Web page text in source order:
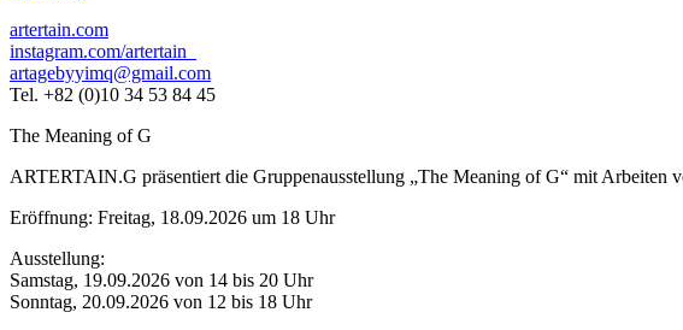
artertain.com
instagram.com/artertain_
artagebyyimq@gmail.com
Tel. +82 (0)10 34 53 84 45
The Meaning of G
ARTERTAIN.G präsentiert die Gruppenausstellung „The Meaning of G“ mit Arbeiten
Eröffnung: Freitag, 18.09.2026 um 18 Uhr
Ausstellung:
Samstag, 19.09.2026 von 14 bis 20 Uhr
Sonntag, 20.09.2026 von 12 bis 18 Uhr